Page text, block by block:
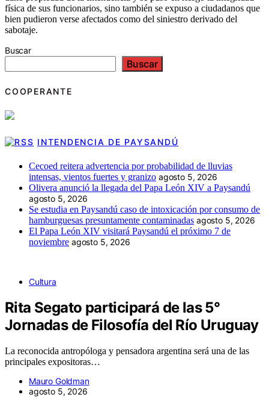
física de sus funcionarios, sino también se expuso a ciudadanos que
bien pudieron verse afectados como del siniestro derivado del
sabotaje.
Buscar
Buscar
COOPERANTE
INTENDENCIA DE PAYSANDÚ
Cecoed reitera advertencia por probabilidad de lluvias
intensas, vientos fuertes y granizo agosto 5, 2026
Olivera anunció la llegada del Papa León XIV a Paysandú
agosto 5, 2026
Se estudia en Paysandú caso de intoxicación por consumo de
hamburguesas presuntamente contaminadas agosto 5, 2026
El Papa León XIV visitará Paysandú el próximo 7 de
noviembre agosto 5, 2026
Cultura
Rita Segato participará de las 5°
Jornadas de Filosofía del Río Uruguay
La reconocida antropóloga y pensadora argentina será una de las
principales expositoras…
Mauro Goldman
agosto 5, 2026